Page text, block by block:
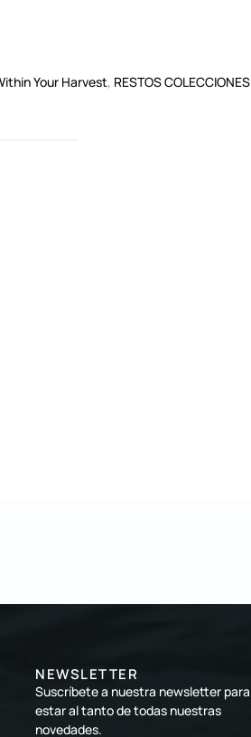
Your Harvest, RESTOS COLECCIONES
NEWSLETTER
Suscríbete a nuestra newsletter para
estar al tanto de todas nuestras
novedades.